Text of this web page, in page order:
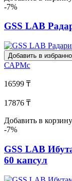
-7%
GSS LAB
Добавить в
САРМс
16599 ₸
17876 ₸
Добавить в корзину
-7%
GSS LAB
60 капсул